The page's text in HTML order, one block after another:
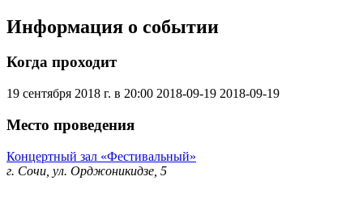
Информация о событии
Когда проходит
19 сентября 2018 г. в 20:00 2018-09-19 2018-09-19
Место проведения
Концертный зал «Фестивальный»
г. Сочи, ул. Орджоникидзе, 5